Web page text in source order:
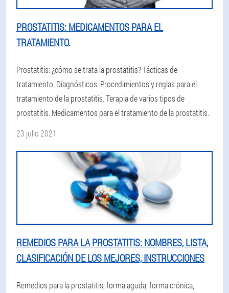
PROSTATITIS: MEDICAMENTOS PARA EL
TRATAMIENTO.
Prostatitis: ¿cómo se trata la prostatitis? Tácticas de
tratamiento. Diagnósticos. Procedimientos y reglas para el
tratamiento de la prostatitis. Terapia de varios tipos de
prostatitis. Medicamentos para el tratamiento de la prostatitis.
23 julio 2021
REMEDIOS PARA LA PROSTATITIS: NOMBRES, LISTA,
CLASIFICACIÓN DE LOS MEJORES, INSTRUCCIONES
Remedios para la prostatitis, forma aguda, forma crónica,